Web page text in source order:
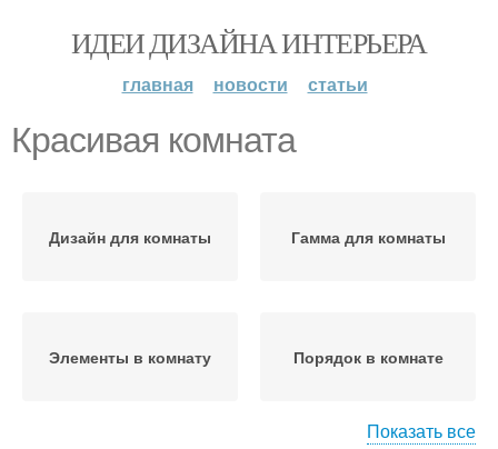
ИДЕИ ДИЗАЙНА ИНТЕРЬЕРА
главная новости статьи
Красивая комната
Дизайн для комнаты Гамма для комнаты
Элементы в комнату Порядок в комнате
Показать все